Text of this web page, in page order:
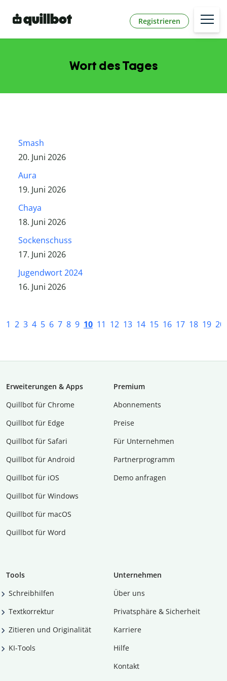
Registrieren
Wort des Tages
Smash
20. Juni 2026
Aura
19. Juni 2026
Chaya
18. Juni 2026
Sockenschuss
17. Juni 2026
Jugendwort 2024
16. Juni 2026
1 2 3 4 5 6 7 8 9 10 11 12 13 14 15 16 17 18 19 20
Erweiterungen & Apps
Quillbot für Chrome
Quillbot für Edge
Quillbot für Safari
Quillbot für Android
Quillbot für iOS
Quillbot für Windows
Quillbot für macOS
Quillbot für Word
Premium
Abon­ne­ments
Preise
Für Unternehmen
Partnerprogramm
Demo anfragen
Tools
Schreibhilfen
Textkorrektur
Zitieren und Originalität
KI-Tools
Unternehmen
Über uns
Privatsphäre & Sicherheit
Karriere
Hilfe
Kontakt